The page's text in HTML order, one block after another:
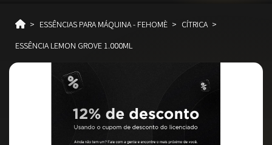
ESSÊNCIAS PARA MÁQUINA - FEHOMÈ
CÍTRICA
ESSÊNCIA LEMON GROVE 1.000ML